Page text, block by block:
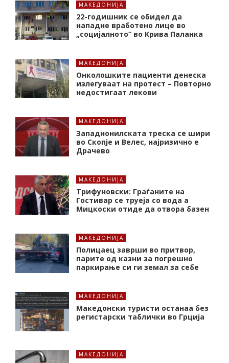
МАКЕДОНИЈА
22-годишник се обидел да
нападне вработено лице во
„социјалното“ во Крива Паланка
МАКЕДОНИЈА
Онколошките пациенти денеска
излегуваат на протест – Повторно
недостигаат лекови
МАКЕДОНИЈА
Западнонилската треска се шири
во Скопје и Велес, најризично е
Драчево
МАКЕДОНИЈА
Трифуновски: Граѓаните на
Гостивар се труеја со вода а
Мицкоски отиде да отвора базен
МАКЕДОНИЈА
Полицаец заврши во притвор,
парите од казни за погрешно
паркирање си ги земал за себе
МАКЕДОНИЈА
Македонски туристи останаа без
регистарски таблички во Грција
МАКЕДОНИЈА